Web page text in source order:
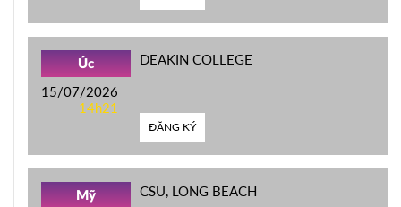
Úc
15/07/2026
14h21
DEAKIN COLLEGE
ĐĂNG KÝ
Mỹ CSU, LONG BEACH